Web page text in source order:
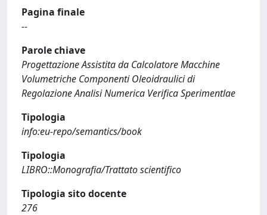
Pagina finale
--
Parole chiave
Progettazione Assistita da Calcolatore Macchine
Volumetriche Componenti Oleoidraulici di
Regolazione Analisi Numerica Verifica Sperimentlae
Tipologia
info:eu-repo/semantics/book
Tipologia
LIBRO::Monografia/Trattato scientifico
Tipologia sito docente
276